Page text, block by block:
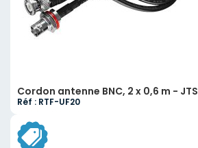
Cordon antenne BNC, 2 x 0,6 m - JTS
Réf : RTF-UF20